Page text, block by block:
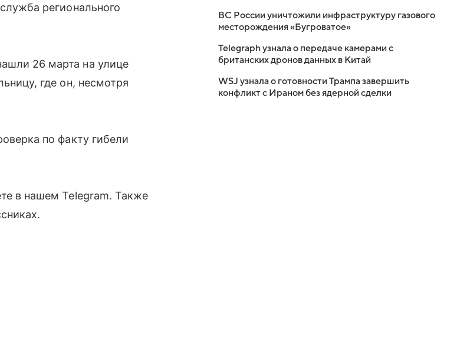
регионального
26 марта на улице
где он, несмотря
по факту гибели
в нашем Telegram. Также
ВС России уничтожили инфраструктуру газового
месторождения «Бугроватое»
Telegraph узнала о передаче камерами с
британских дронов данных в Китай
WSJ узнала о готовности Трампа завершить
конфликт с Ираном без ядерной сделки